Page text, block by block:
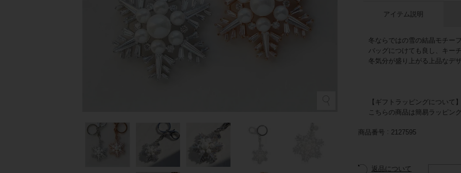
アイテム説明
冬ならではの雪の結晶モチー
バッグにつけても良し、キー
冬気分が盛り上がる上品なデ
【ギフトラッピングについて
こちらの商品は簡易ラッピン
商品番号 2127595
返品について